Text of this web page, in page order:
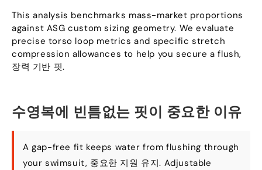
This analysis benchmarks mass-market proportions
against ASG custom sizing geometry. We evaluate
precise torso loop metrics and specific stretch
compression allowances to help you secure a flush,
장력 기반 핏.
수영복에 빈틈없는 핏이 중요한 이유
A gap-free fit keeps water from flushing through
your swimsuit, 중요한 지원 유지. Adjustable